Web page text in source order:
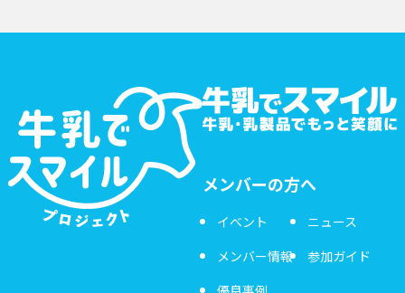
メンバーの方へ
イベント
メンバー情報
ニュース
参加ガイド